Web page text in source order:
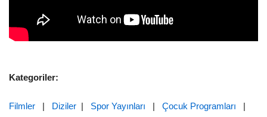
Kategoriler:
Filmler | Diziler | Spor Yayınları | Çocuk Programları |